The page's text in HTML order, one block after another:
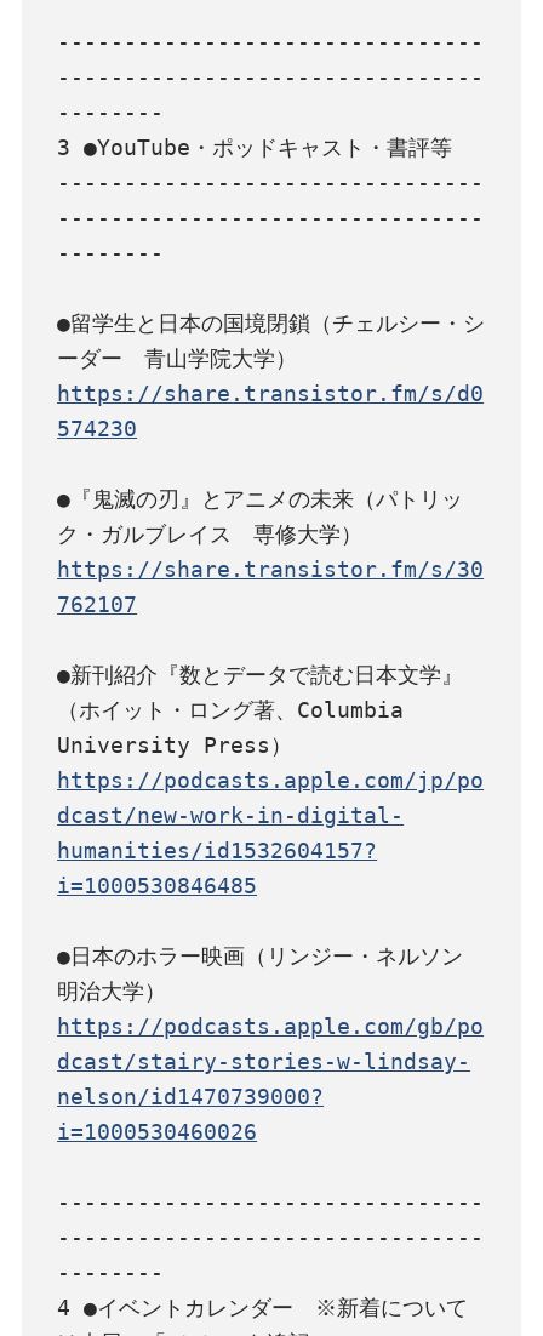
--------------------------------
--------------------------------
--------
3 ●YouTube・ポッドキャスト・書評等
--------------------------------
--------------------------------
--------
●留学生と日本の国境閉鎖（チェルシー・シ
https://share.transistor.fm/s/d0
574230
●『鬼滅の刃』とアニメの未来（パトリッ
https://share.transistor.fm/s/30
762107
●新刊紹介『数とデータで読む日本文学』
（ホイット・ロング著、Columbia
https://podcasts.apple.com/jp/po
dcast/new-work-in-digital-
humanities/id1532604157?
i=1000530846485
●日本のホラー映画（リンジー・ネルソン
https://podcasts.apple.com/gb/po
dcast/stairy-stories-w-lindsay-
nelson/id1470739000?
i=1000530460026
--------------------------------
--------------------------------
--------
4 ●イベントカレンダー　※新着について